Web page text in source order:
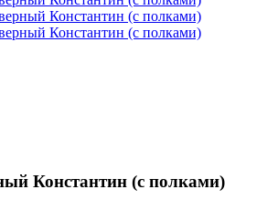
Константин (с полками)